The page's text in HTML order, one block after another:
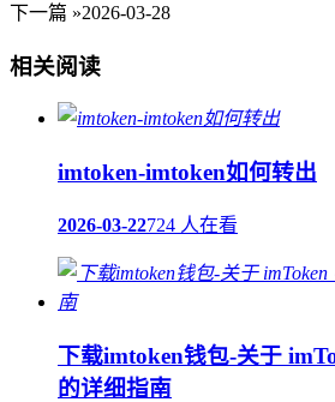
下一篇 »2026-03-28
相关阅读
imtoken-imtoken如何转出
2026-03-22724 人在看
下载imtoken钱包-关于
的详细指南